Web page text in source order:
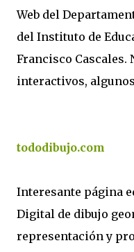
Web del
del Instituto de
Francisco Cascales.
interactivos,
tododibujo.com
Interesante página
Digital de dibujo
representación y